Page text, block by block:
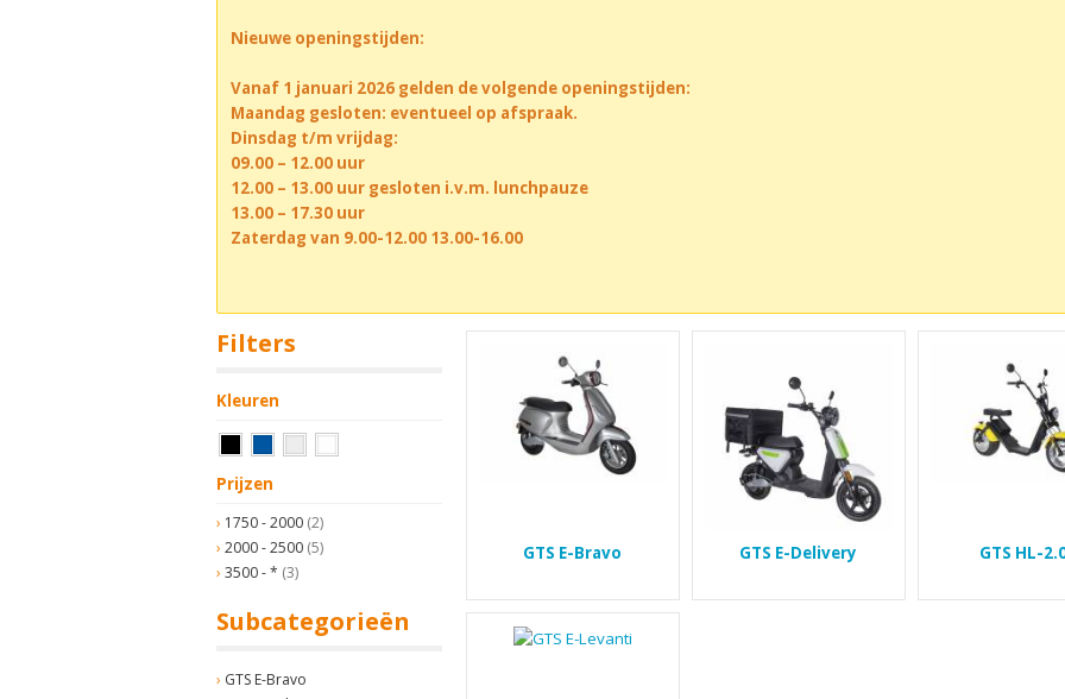
Nieuwe openingstijden:
Vanaf 1 januari 2026 gelden de volgende openingstijden:
Maandag gesloten: eventueel op afspraak.
Dinsdag t/m vrijdag:
09.00 – 12.00 uur
12.00 – 13.00 uur gesloten i.v.m. lunchpauze
13.00 – 17.30 uur
Zaterdag van 9.00-12.00 13.00-16.00
Filters
Kleuren
Prijzen
1750 - 2000 (2)
2000 - 2500 (5)
3500 - * (3)
Subcategorieën
GTS E-Bravo
GTS E-Bravo GTS E-Delivery GTS HL-